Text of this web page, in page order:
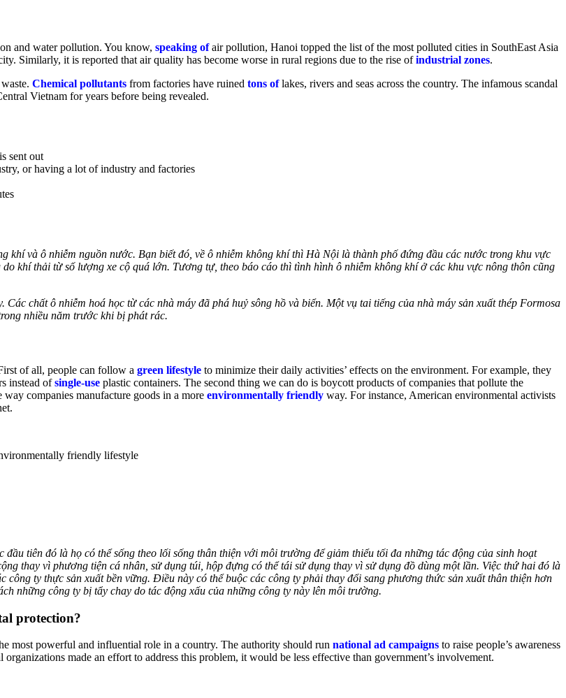
and water pollution. You know, speaking ofair pollution, Hanoi topped the list of the most polluted cities in SouthEast Asia
Similarly, it is reported that air quality has become worse in rural regions due to the rise ofindustrial zones.
Chemical pollutants from factories have ruined tons oflakes, rivers and seas across the country. The infamous scandal
Vietnam for years before being revealed.
sent out
or having a lot of industry and factories
khí và ô nhiễm nguồn nước. Bạn biết đó, về ô nhiễm không khí thì Hà Nội là thành phố đứng đầu các nước trong khu vực
khí thải từ số lượng xe cộ quá lớn. Tương tự, theo báo cáo thì tình hình ô nhiễm không khí ở các khu vực nông thôn cũng
chất ô nhiễm hoá học từ các nhà máy đã phá huỷ sông hồ và biển. Một vụ tai tiếng của nhà máy sản xuất thép Formosa
nhiều năm trước khi bị phát rác.
of all, people can follow a green lifestyle to minimize their daily activities’ effects on the environment. For example, they
instead ofsingle-use plastic containers. The second thing we can do is boycott products of companies that pollute the
companies manufacture goods in a more environmentally friendly way. For instance, American environmental activists
friendly lifestyle
tiên đó là họ có thể sống theo lối sống thân thiện với môi trường để giảm thiểu tối đa những tác động của sinh hoạt
thay vì phương tiện cá nhân, sử dụng túi, hộp đựng có thể tái sử dụng thay vì sử dụng đồ dùng một lần. Việc thứ hai đó là
ty thực sản xuất bền vững. Điều này có thể buộc các công ty phải thay đổi sang phương thức sản xuất thân thiện hơn
những công ty bị tẩy chay do tác động xấu của những công ty này lên môi trường.
protection?
most powerful and influential role in a country. The authority should run national ad campaigns to raise people’s awareness
made an effort to address this problem, it would be less effective than government’s involvement.